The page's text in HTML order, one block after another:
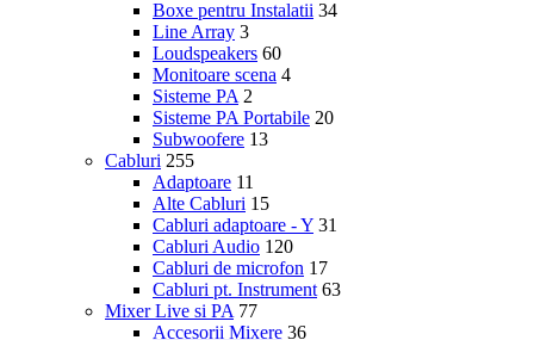
Boxe pentru Instalatii 34
Line Array 3
Loudspeakers 60
Monitoare scena 4
Sisteme PA 2
Sisteme PA Portabile 20
Subwoofere 13
Cabluri 255
Adaptoare 11
Alte Cabluri 15
Cabluri adaptoare - Y 31
Cabluri Audio 120
Cabluri de microfon 17
Cabluri pt. Instrument 63
Mixer Live si PA 77
Accesorii Mixere 36